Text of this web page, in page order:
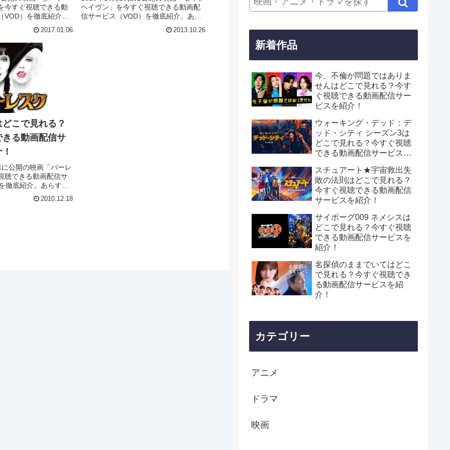
今すぐ視聴できる動
VOD）を徹底紹介。
はもちろん、実際に
ビューもまとめてい
2017.01.06
ヘイヴン」を今すぐ視聴できる動画配
信サービス（VOD）を徹底紹介。あら
題歌の情報はもちろん、実際に見た人
2013.10.26
こで見れる？
る動画配信サ
公開の映画「バーレ
聴できる動画配信サ
徹底紹介。あらすじ
、スタッフ、主題歌
、実際に見た人の感
2010.12.18
新着作品
今、不倫が問題ではありま
せんはどこで見れる？今す
ぐ視聴できる動画配信サー
ビスを紹介！
ウォーキング・デッド：デ
ッド・シティ シーズン3は
どこで見れる？今すぐ視聴
できる動画配信サービスを
スチュアート★宇宙救出失
敗の法則はどこで見れる？
今すぐ視聴できる動画配信
サービスを紹介！
サイボーグ009 ネメシスは
どこで見れる？今すぐ視聴
できる動画配信サービスを
紹介！
名探偵のままでいてはどこ
で見れる？今すぐ視聴でき
る動画配信サービスを紹
介！
カテゴリー
アニメ
ドラマ
映画